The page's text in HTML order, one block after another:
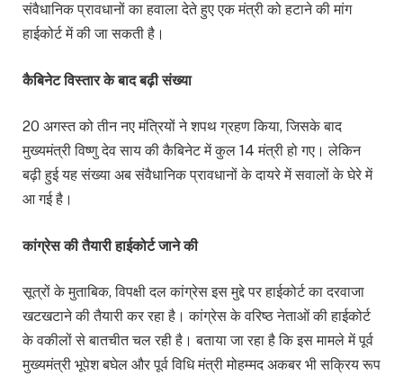
संवैधानिक प्रावधानों का हवाला देते हुए एक मंत्री को हटाने की मांग
हाईकोर्ट में की जा सकती है।
कैबिनेट विस्तार के बाद बढ़ी संख्या
20 अगस्त को तीन नए मंत्रियों ने शपथ ग्रहण किया, जिसके बाद
मुख्यमंत्री विष्णु देव साय की कैबिनेट में कुल 14 मंत्री हो गए। लेकिन
बढ़ी हुई यह संख्या अब संवैधानिक प्रावधानों के दायरे में सवालों के घेरे में
आ गई है।
कांग्रेस की तैयारी हाईकोर्ट जाने की
सूत्रों के मुताबिक, विपक्षी दल कांग्रेस इस मुद्दे पर हाईकोर्ट का दरवाजा
खटखटाने की तैयारी कर रहा है। कांग्रेस के वरिष्ठ नेताओं की हाईकोर्ट
के वकीलों से बातचीत चल रही है। बताया जा रहा है कि इस मामले में पूर्व
मुख्यमंत्री भूपेश बघेल और पूर्व विधि मंत्री मोहम्मद अकबर भी सक्रिय रूप